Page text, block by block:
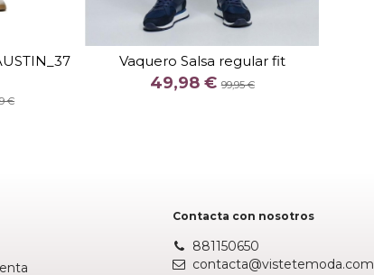
€
Vaquero Salsa regular fit
49,98 €99,95 €
TALLA
COLOR
Contacta con nosotros
881150650
contacta@vistetemoda.com